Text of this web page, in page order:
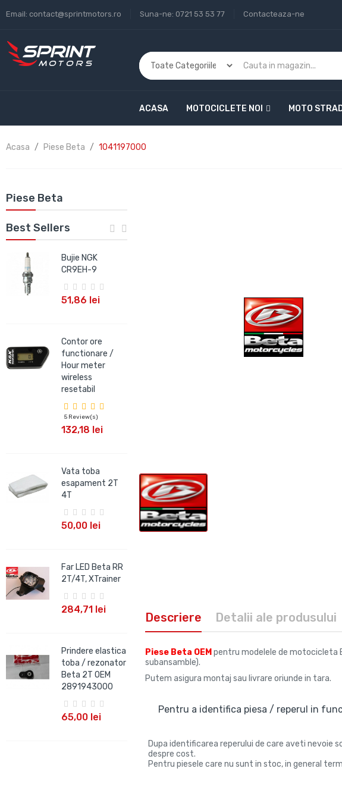
Email: contact@sprintmotors.ro Suna-ne: 0721 53 53 77 Contacteaza-ne
ACASA MOTOCICLETE NOI MOTO
Acasa Piese Beta 1041197000
Piese Beta
Best Sellers
Bujie NGK
CR9EH-9
51,86 lei
Contor ore
functionare /
Hour meter
wireless
resetabil
5 Review(s)
132,18 lei
Vata toba
esapament 2T
4T
50,00 lei
Far LED Beta RR
2T/4T, XTrainer
284,71 lei
Prindere elastica
toba / rezonator
Beta 2T OEM
2891943000
65,00 lei
Bujie NGK IRIDIUM
Descriere Detalii ale produsului
Piese Beta OEM pentru modelele de motocicleta
subansamble).
Putem asigura montaj sau livrare oriunde in tara.
Pentru a identifica piesa / reperul in
Dupa identificarea reperului de care aveti
despre cost.
Pentru piesele care nu sunt in stoc, in general